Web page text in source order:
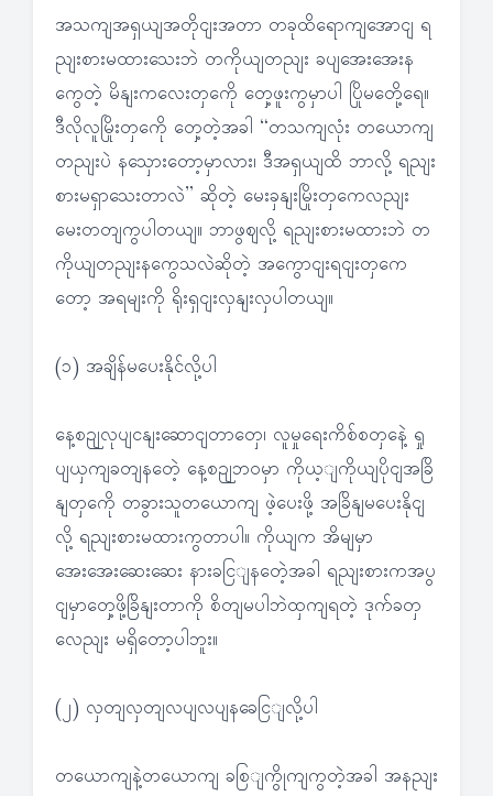
အသကျအရှယျအတိုငျးအတာ တခုထိရောကျအောငျ ရ
ညျးစားမထားသေးဘဲ တကိုယျတညျး ခပျအေးအေးန
ကွေတဲ့ မိနျးကလေးတှကေို တှေ့ဖူးကွမှာပါ ပြိုမတေို့ရေ။
ဒီလိုလူမြိုးတှကေို တှေ့တဲ့အခါ “တသကျလုံး တယောကျ
တညျးပဲ နသှေားတော့မှာလား၊ ဒီအရှယျထိ ဘာလို့ ရညျး
စားမရှာသေးတာလဲ” ဆိုတဲ့ မေးခှနျးမြိုးတှကေလညျး
မေးတတျကွပါတယျ။ ဘာဖွဈလို့ ရညျးစားမထားဘဲ တ
ကိုယျတညျးနကွေသလဲဆိုတဲ့ အကွောငျးရငျးတှကေ
တော့ အရမျးကို ရိုးရှငျးလှနျးလှပါတယျ။
(၁) အချိန်မပေးနိုင်လို့ပါ
နေ့စဉျလုပျငနျးဆောငျတာတှေ၊ လူမှုရေးကိစ်စတှနေဲ့ ရှု
ပျယှကျခတျနတေဲ့ နေ့စဉျဘဝမှာ ကိုယ့ျကိုယျပိုငျအခြိ
နျတှကေို တခွားသူတယောကျ ဖဲ့ပေးဖို့ အခြိနျမပေးနိုငျ
လို့ ရညျးစားမထားကွတာပါ။ ကိုယျက အိမျမှာ
အေးအေးဆေးဆေး နားခငြျနတေဲ့အခါ ရညျးစားကအပွ
ငျမှာတှေ့ဖို့ခြိနျးတာကို စိတျမပါဘဲထှကျရတဲ့ ဒုက်ခတှ
လေညျး မရှိတော့ပါဘူး။
(၂) လှတျလှတျလပျလပျနခေငြျလို့ပါ
တယောကျနဲ့တယောကျ ခစြျကွိုကျကွတဲ့အခါ အနညျး